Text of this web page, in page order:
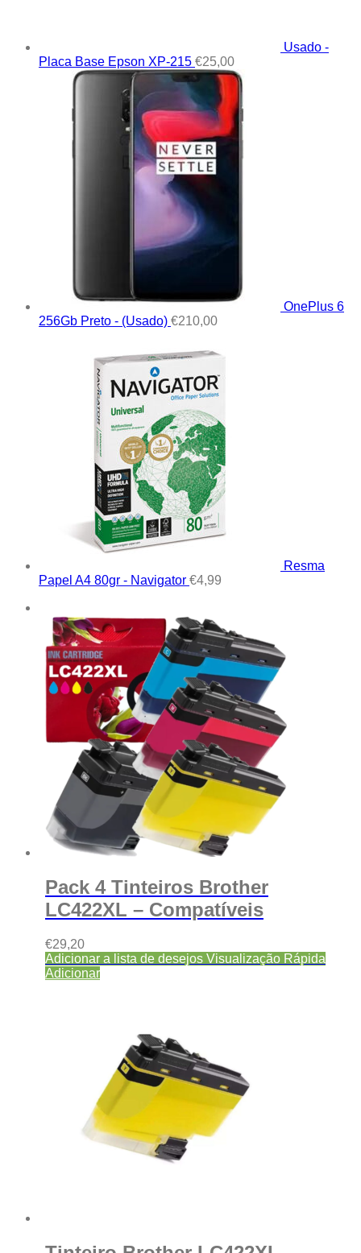
Usado -
Placa Base Epson XP-215 €25,00
OnePlus 6
256Gb Preto - (Usado) €210,00
Resma
Papel A4 80gr - Navigator €4,99
Pack 4 Tinteiros Brother
LC422XL – Compatíveis
€29,20
Adicionar a lista de desejos Visualização Rápida
Adicionar